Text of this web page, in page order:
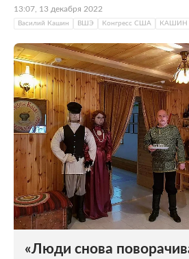
13:07, 13 декабря 2022
Василий Кашин ВШЭ Конгресс США КАШИН
«Люди снова